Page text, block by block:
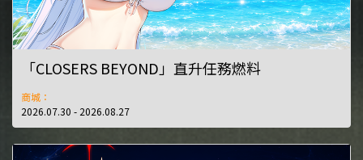
「CLOSERS BEYOND」直升任務燃料
商城：
2026.07.30 - 2026.08.27